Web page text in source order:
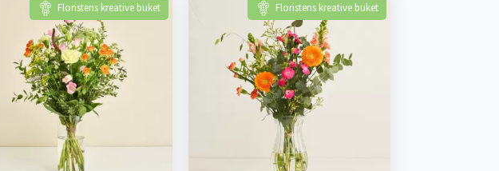
Floristens kreative buket Floristens kreative buket